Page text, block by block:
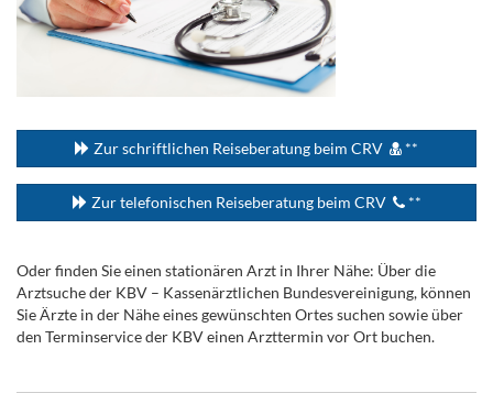
Zur schriftlichen Reiseberatung beim CRV **
Zur telefonischen Reiseberatung beim CRV **
Oder finden Sie einen stationären Arzt in Ihrer Nähe: Über die
Arztsuche der KBV – Kassenärztlichen Bundesvereinigung, können
Sie Ärzte in der Nähe eines gewünschten Ortes suchen sowie über
den Terminservice der KBV einen Arzttermin vor Ort buchen.